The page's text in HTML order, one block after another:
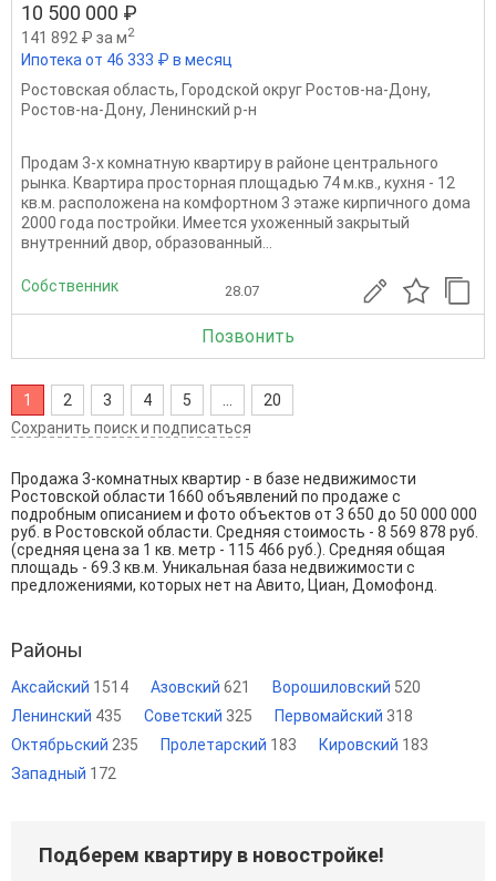
10 500 000 ₽
141 892 ₽ за м2
Ипотека от 46 333 ₽ в месяц
Ростовская область, Городской округ Ростов-на-Дону,
Ростов-на-Дону, Ленинский р-н
Продам 3-х комнатную квартиру в районе центрального
рынка. Квартира просторная площадью 74 м.кв., кухня - 12
кв.м. расположена на комфортном 3 этаже кирпичного дома
2000 года постройки. Имеется ухоженный закрытый
внутренний двор, образованный...
Собственник 28.07
Позвонить
1 2 3 4 5
20
Сохранить поиск и подписаться
Продажа 3-комнатных квартир - в базе недвижимости
Ростовской области 1660 объявлений по продаже с
подробным описанием и фото объектов от 3 650 до 50 000 000
руб. в Ростовской области. Средняя стоимость - 8 569 878 руб.
(средняя цена за 1 кв. метр - 115 466 руб.). Средняя общая
площадь - 69.3 кв.м. Уникальная база недвижимости с
предложениями, которых нет на Авито, Циан, Домофонд.
Районы
Аксайский 1514 Азовский 621 Ворошиловский 520
Ленинский 435 Советский 325 Первомайский 318
Октябрьский 235 Пролетарский 183 Кировский 183
Западный 172
Подберем квартиру в новостройке!